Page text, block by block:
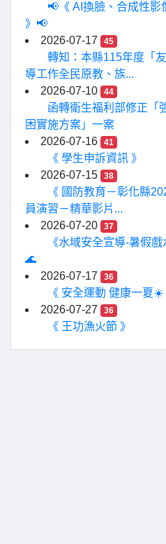
📢《 AI換臉、合成性影
》📢
2026-07-17
45
轉知：本縣115年度「
導工作全民原教、族...
2026-07-10
44
函轉衛生福利部修正「
困實施方案」一案
2026-07-16
41
《 學生申訴資訊 》
2026-07-15
38
《 國防教育－彰化縣
員演習－精華影片...
2026-07-20
37
《水域安全宣導-暑假
🌊
2026-07-17
36
《 安全運動 健康一夏☀️
2026-07-27
36
《 王功漁火節 》